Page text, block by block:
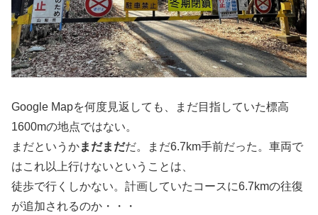
Google Mapを何度見返しても、まだ目指していた標高
1600mの地点ではない。
まだというかまだまだだ。まだ6.7km手前だった。車両で
はこれ以上行けないということは、
徒歩で行くしかない。計画していたコースに6.7kmの往復
が追加されるのか・・・